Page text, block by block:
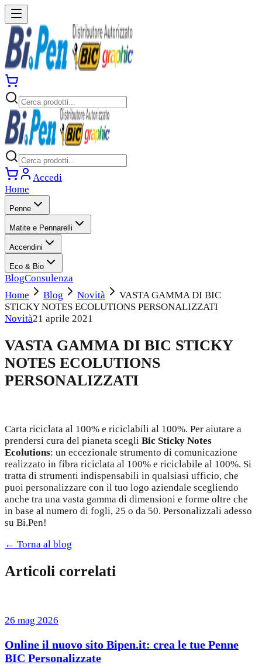
Accedi
Home
Penne
Matite e Pennarelli
Accendini
Eco & Bio
BlogConsulenza
Home
Blog Novità
VASTA GAMMA DI BIC
STICKY NOTES ECOLUTIONS PERSONALIZZATI
Novità21 aprile 2021
VASTA GAMMA DI BIC STICKY
NOTES ECOLUTIONS
PERSONALIZZATI
Carta riciclata al 100% e riciclabili al 100%. Per aiutare a
prendersi cura del pianeta scegli Bic Sticky Notes
Ecolutions: un eccezionale strumento di comunicazione
realizzato in fibra riciclata al 100% e riciclabile al 100%. Si
tratta di strumenti indispensabili in qualsiasi ufficio, che
puoi personalizzare con il tuo logo aziendale scegliendo
anche tra una vasta gamma di dimensioni e forme oltre che
in base al numero di fogli, 25 o da 50. Personalizzali adesso
su Bi.Pen!
← Torna al blog
Articoli correlati
26 mag 2026
Online il nuovo sito Bipen.it: crea le tue Penne
BIC Personalizzate